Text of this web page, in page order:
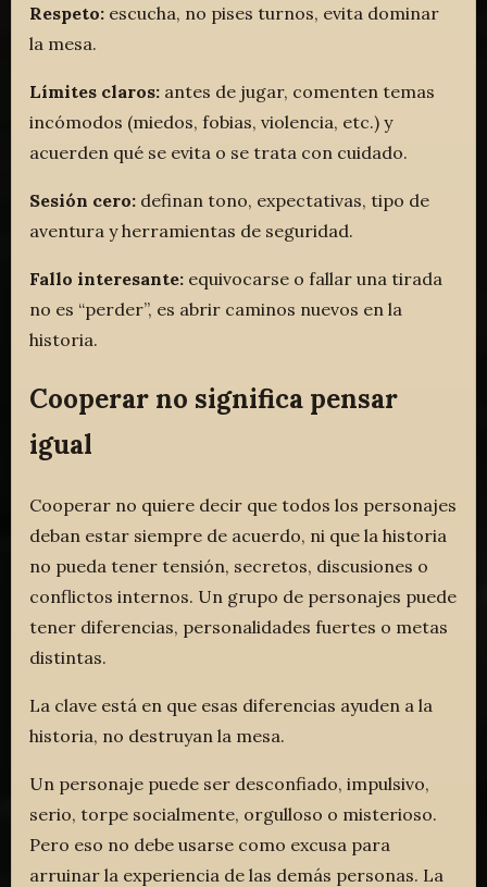
Respeto: escucha, no pises turnos, evita dominar
la mesa.
Límites claros: antes de jugar, comenten temas
incómodos (miedos, fobias, violencia, etc.) y
acuerden qué se evita o se trata con cuidado.
Sesión cero: definan tono, expectativas, tipo de
aventura y herramientas de seguridad.
Fallo interesante: equivocarse o fallar una tirada
no es “perder”, es abrir caminos nuevos en la
historia.
Cooperar no significa pensar
igual
Cooperar no quiere decir que todos los personajes
deban estar siempre de acuerdo, ni que la historia
no pueda tener tensión, secretos, discusiones o
conflictos internos. Un grupo de personajes puede
tener diferencias, personalidades fuertes o metas
distintas.
La clave está en que esas diferencias ayuden a la
historia, no destruyan la mesa.
Un personaje puede ser desconfiado, impulsivo,
serio, torpe socialmente, orgulloso o misterioso.
Pero eso no debe usarse como excusa para
arruinar la experiencia de las demás personas. La